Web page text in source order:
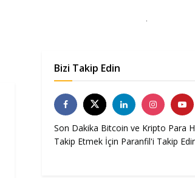
Bizi Takip Edin
Son Dakika Bitcoin ve Kripto Para
Takip Etmek İçin Paranfil'i Takip